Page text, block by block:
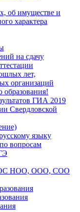
об имуществе и
характера
на сдачу
лет,
организаций
образования!
ГИА 2019
Свердловской
языку
вопросам
НОО, ООО, СОО